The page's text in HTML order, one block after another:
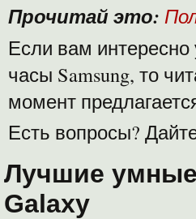
Прочитай это:
Если вам
часы Samsung, то
момент
Есть вопросы?
Лучшие
Galaxy